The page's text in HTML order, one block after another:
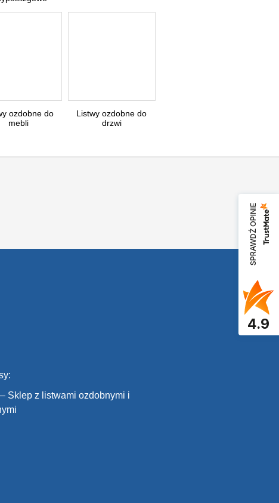
ozdobne do
mebli
Listwy ozdobne do
drzwi
Sklep z listwami ozdobnymi i
SPRAWDŹ OPINIE
4.9